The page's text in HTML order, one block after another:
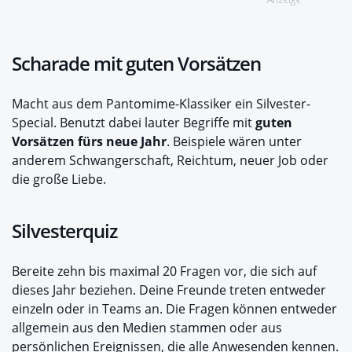
Scharade mit guten Vorsätzen
Macht aus dem Pantomime-Klassiker ein Silvester-
Special. Benutzt dabei lauter Begriffe mitguten
Vorsätzen fürs neue Jahr. Beispiele wären unter
anderem Schwangerschaft, Reichtum, neuer Job oder
die große Liebe.
Silvesterquiz
Bereite zehn bis maximal 20 Fragen vor, die sich auf
dieses Jahr beziehen. Deine Freunde treten entweder
einzeln oder in Teams an. Die Fragen können entweder
allgemein aus den Medien stammen oder aus
persönlichen Ereignissen, die alle Anwesenden kennen.